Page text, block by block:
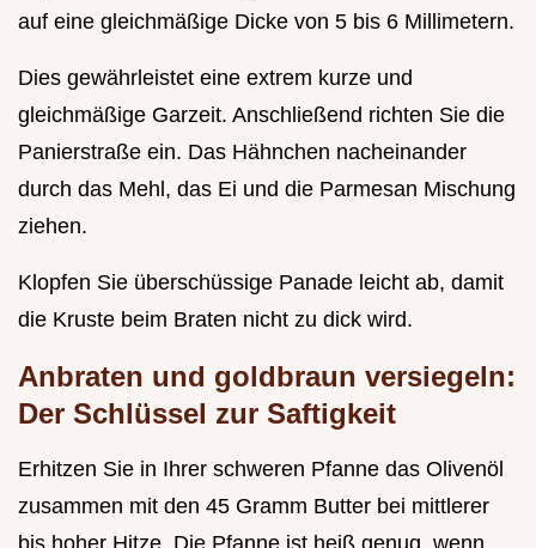
auf eine gleichmäßige Dicke von 5 bis 6 Millimetern.
Dies gewährleistet eine extrem kurze und
gleichmäßige Garzeit. Anschließend richten Sie die
Panierstraße ein. Das Hähnchen nacheinander
durch das Mehl, das Ei und die Parmesan Mischung
ziehen.
Klopfen Sie überschüssige Panade leicht ab, damit
die Kruste beim Braten nicht zu dick wird.
Anbraten und goldbraun versiegeln:
Der Schlüssel zur Saftigkeit
Erhitzen Sie in Ihrer schweren Pfanne das Olivenöl
zusammen mit den 45 Gramm Butter bei mittlerer
bis hoher Hitze. Die Pfanne ist heiß genug, wenn